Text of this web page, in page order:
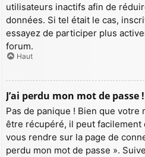
utilisateurs inactifs afin de
données. Si tel était le cas,
essayez de participer plus
forum.
Haut
J’ai perdu mon mot de passe !
Pas de panique ! Bien que votre
être récupéré, il peut
vous rendre sur la page de
perdu mon mot de passe ».